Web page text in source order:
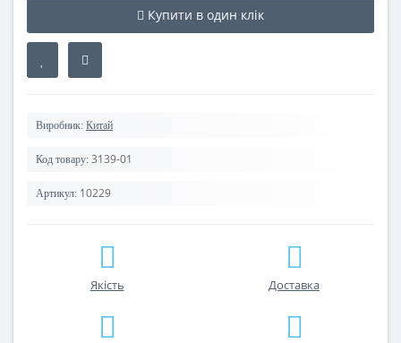
Купити в один клік
Виробник: Китай
Код товару: 3139-01
Артикул: 10229
Якість Доставка